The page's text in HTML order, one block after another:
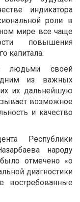
индикатора
роли в
мире все чаще
повышения
капитала.
людьми своей
из важных
их дальнейшую
возможное
и качество
Республики
народу
отмечено «о
диагностики
востребованные